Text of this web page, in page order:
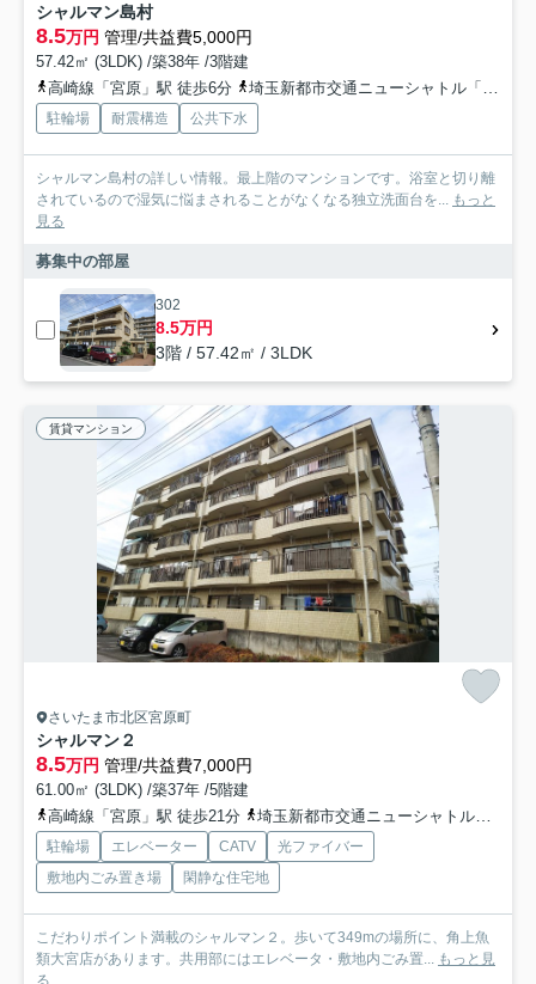
シャルマン島村
8.5万円 管理/共益費5,000円
57.42㎡ (3LDK) /築38年 /3階建
高崎線「宮原」駅 徒歩6分
埼玉新都市交通ニューシャトル「加茂宮」駅 徒歩10分
駐輪場 耐震構造 公共下水
シャルマン島村の詳しい情報。最上階のマンションです。浴室と切り離
されているので湿気に悩まされることがなくなる独立洗面台を... もっと
見る
募集中の部屋
302
8.5万円
3階 / 57.42㎡ / 3LDK
賃貸マンション
さいたま市北区宮原町
シャルマン２
8.5万円 管理/共益費7,000円
61.00㎡ (3LDK) /築37年 /5階建
高崎線「宮原」駅 徒歩21分
埼玉新都市交通ニューシャトル「今羽」駅 徒歩19分
駐輪場 エレベーター CATV
光ファイバー
敷地内ごみ置き場
閑静な住宅地
こだわりポイント満載のシャルマン２。歩いて349mの場所に、角上魚
類大宮店があります。共用部にはエレベータ・敷地内ごみ置... もっと見
る